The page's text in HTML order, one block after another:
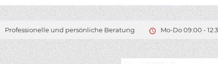
Professionelle und persönliche Beratung Mo-Do 09:00 -